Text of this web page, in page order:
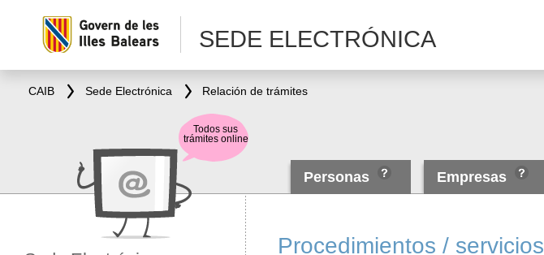
SEDE ELECTRÓNICA
CAIB Sede Electrónica Relación de trámites
Personas Empresas
Procedimientos / servicios
Todos sus
trámites online